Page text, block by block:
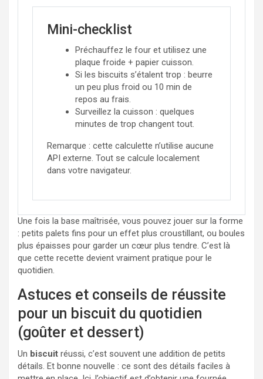
Mini-checklist
Préchauffez le four et utilisez une
plaque froide + papier cuisson.
Si les biscuits s’étalent trop : beurre
un peu plus froid ou 10 min de
repos au frais.
Surveillez la cuisson : quelques
minutes de trop changent tout.
Remarque : cette calculette n’utilise aucune
API externe. Tout se calcule localement
dans votre navigateur.
Une fois la base maîtrisée, vous pouvez jouer sur la forme
: petits palets fins pour un effet plus croustillant, ou boules
plus épaisses pour garder un cœur plus tendre. C’est là
que cette recette devient vraiment pratique pour le
quotidien.
Astuces et conseils de réussite
pour un biscuit du quotidien
(goûter et dessert)
Un biscuit réussi, c’est souvent une addition de petits
détails. Et bonne nouvelle : ce sont des détails faciles à